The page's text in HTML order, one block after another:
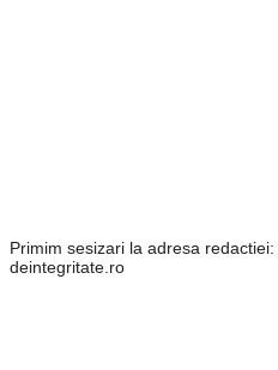
Primim sesizari la adresa
deintegritate.ro